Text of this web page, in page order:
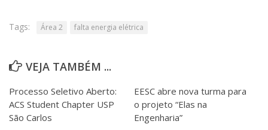
Apoio ao Estudante
Outros serviços
Assessorias e Mídias
Aplicativos e Sites
Jornal da USP
Tags: Área 2 falta energia elétrica
VEJA TAMBÉM ...
Processo Seletivo Aberto:
ACS Student Chapter USP
São Carlos
EESC abre nova turma para
o projeto “Elas na
Engenharia”